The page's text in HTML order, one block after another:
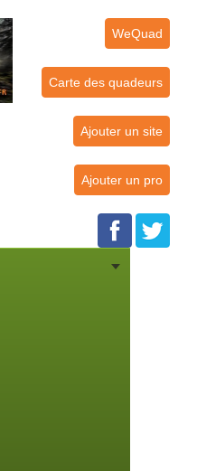
WeQuad
Carte des quadeurs
Ajouter un site
Ajouter un pro